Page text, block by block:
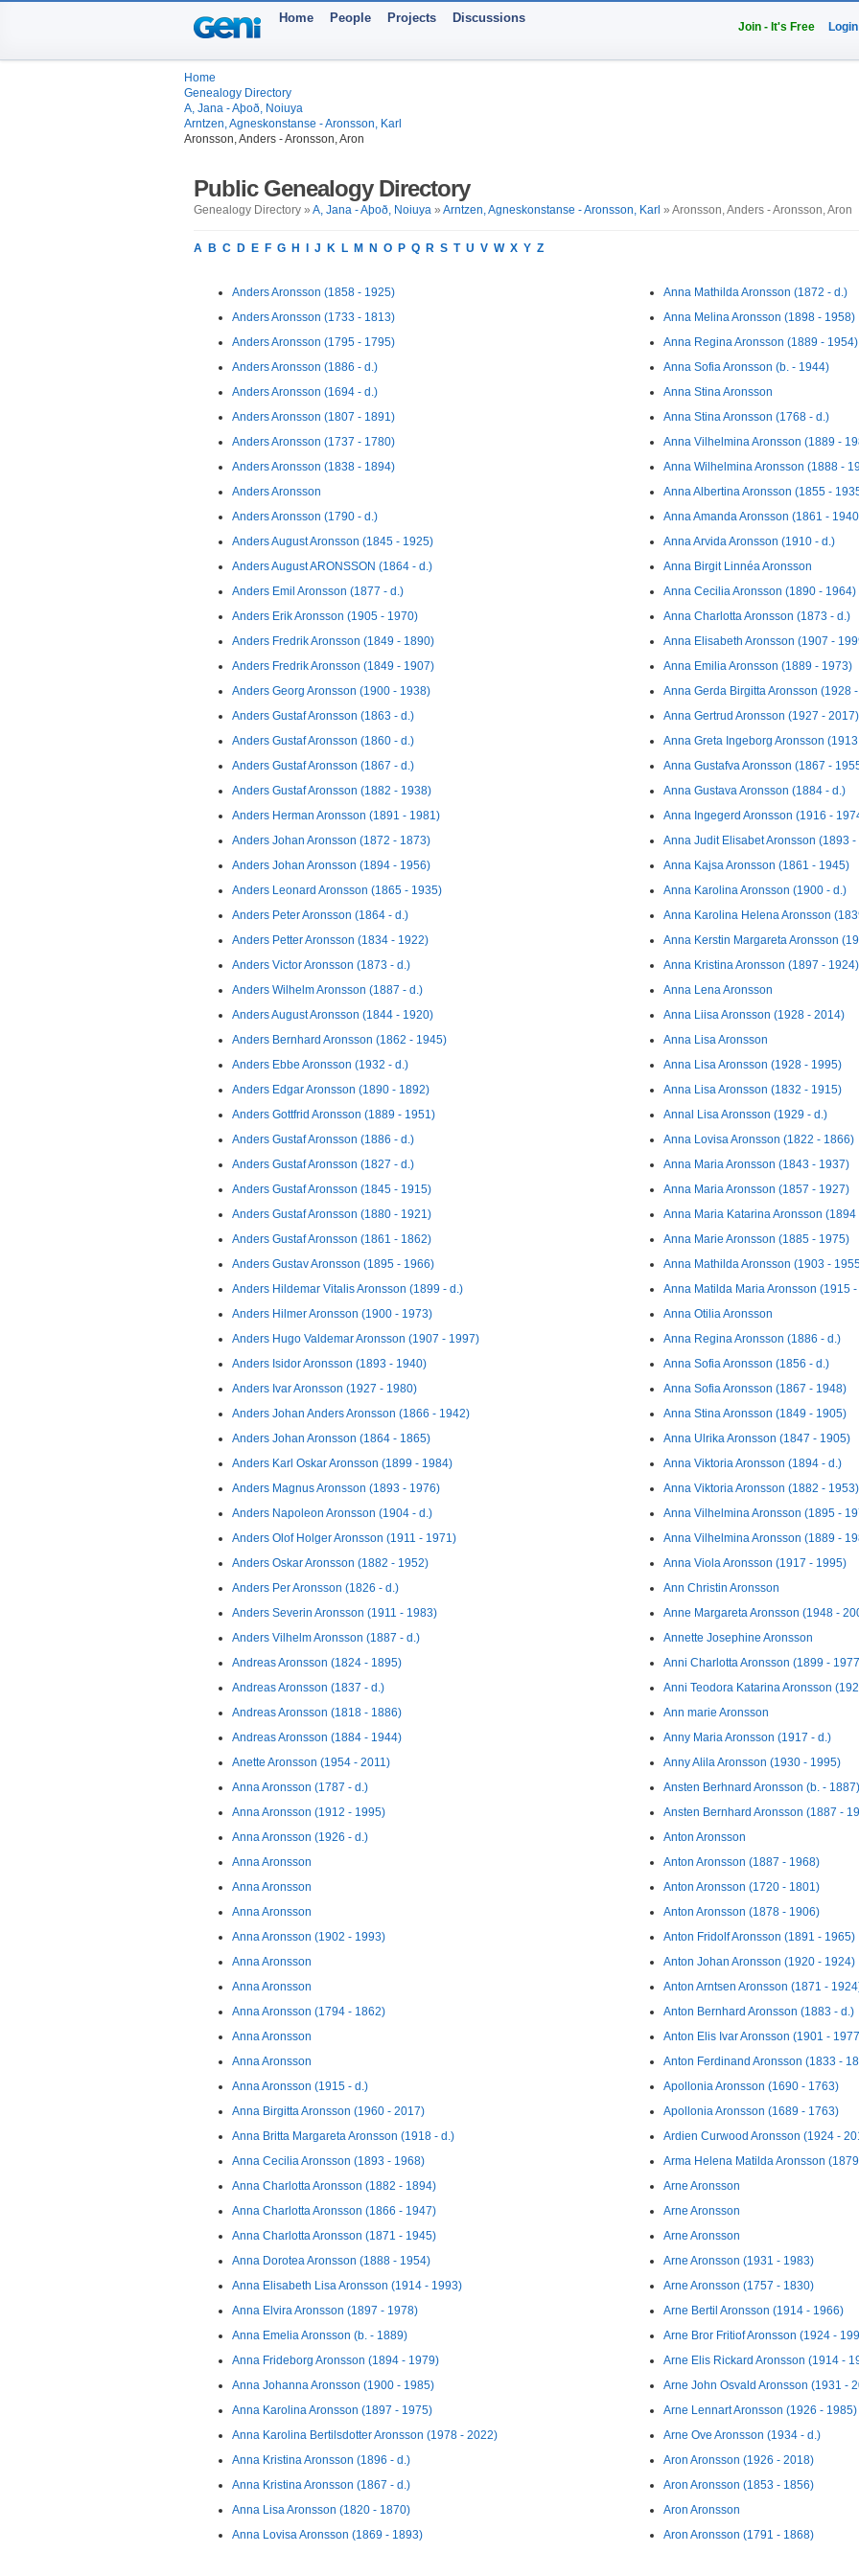
Join - It's Free Login
Home People Projects Discussions
Home
Genealogy Directory
A, Jana - Aþoð, Noiuya
Arntzen, Agneskonstanse - Aronsson, Karl
Aronsson, Anders - Aronsson, Aron
Public Genealogy Directory
Genealogy Directory » A, Jana - Aþoð, Noiuya » Arntzen, Agneskonstanse - Aronsson, Karl » Aronsson, Anders - Aronsson, Aron
A B C D E F G H J K L M N O P Q R S T U V W X Y Z
Anders Aronsson (1858 - 1925)
Anders Aronsson (1733 - 1813)
Anders Aronsson (1795 - 1795)
Anders Aronsson (1886 - d.)
Anders Aronsson (1694 - d.)
Anders Aronsson (1807 - 1891)
Anders Aronsson (1737 - 1780)
Anders Aronsson (1838 - 1894)
Anders Aronsson
Anders Aronsson (1790 - d.)
Anders August Aronsson (1845 - 1925)
Anders August ARONSSON (1864 - d.)
Anders Emil Aronsson (1877 - d.)
Anders Erik Aronsson (1905 - 1970)
Anders Fredrik Aronsson (1849 - 1890)
Anders Fredrik Aronsson (1849 - 1907)
Anders Georg Aronsson (1900 - 1938)
Anders Gustaf Aronsson (1863 - d.)
Anders Gustaf Aronsson (1860 - d.)
Anders Gustaf Aronsson (1867 - d.)
Anders Gustaf Aronsson (1882 - 1938)
Anders Herman Aronsson (1891 - 1981)
Anders Johan Aronsson (1872 - 1873)
Anders Johan Aronsson (1894 - 1956)
Anders Leonard Aronsson (1865 - 1935)
Anders Peter Aronsson (1864 - d.)
Anders Petter Aronsson (1834 - 1922)
Anders Victor Aronsson (1873 - d.)
Anders Wilhelm Aronsson (1887 - d.)
Anders August Aronsson (1844 - 1920)
Anders Bernhard Aronsson (1862 - 1945)
Anders Ebbe Aronsson (1932 - d.)
Anders Edgar Aronsson (1890 - 1892)
Anders Gottfrid Aronsson (1889 - 1951)
Anders Gustaf Aronsson (1886 - d.)
Anders Gustaf Aronsson (1827 - d.)
Anders Gustaf Aronsson (1845 - 1915)
Anders Gustaf Aronsson (1880 - 1921)
Anders Gustaf Aronsson (1861 - 1862)
Anders Gustav Aronsson (1895 - 1966)
Anders Hildemar Vitalis Aronsson (1899 - d.)
Anders Hilmer Aronsson (1900 - 1973)
Anders Hugo Valdemar Aronsson (1907 - 1997)
Anders Isidor Aronsson (1893 - 1940)
Anders Ivar Aronsson (1927 - 1980)
Anders Johan Anders Aronsson (1866 - 1942)
Anders Johan Aronsson (1864 - 1865)
Anders Karl Oskar Aronsson (1899 - 1984)
Anders Magnus Aronsson (1893 - 1976)
Anders Napoleon Aronsson (1904 - d.)
Anders Olof Holger Aronsson (1911 - 1971)
Anders Oskar Aronsson (1882 - 1952)
Anders Per Aronsson (1826 - d.)
Anders Severin Aronsson (1911 - 1983)
Anders Vilhelm Aronsson (1887 - d.)
Andreas Aronsson (1824 - 1895)
Andreas Aronsson (1837 - d.)
Andreas Aronsson (1818 - 1886)
Andreas Aronsson (1884 - 1944)
Anette Aronsson (1954 - 2011)
Anna Aronsson (1787 - d.)
Anna Aronsson (1912 - 1995)
Anna Aronsson (1926 - d.)
Anna Aronsson
Anna Aronsson
Anna Aronsson
Anna Aronsson (1902 - 1993)
Anna Aronsson
Anna Aronsson
Anna Aronsson (1794 - 1862)
Anna Aronsson
Anna Aronsson
Anna Aronsson (1915 - d.)
Anna Birgitta Aronsson (1960 - 2017)
Anna Britta Margareta Aronsson (1918 - d.)
Anna Cecilia Aronsson (1893 - 1968)
Anna Charlotta Aronsson (1882 - 1894)
Anna Charlotta Aronsson (1866 - 1947)
Anna Charlotta Aronsson (1871 - 1945)
Anna Dorotea Aronsson (1888 - 1954)
Anna Elisabeth Lisa Aronsson (1914 - 1993)
Anna Elvira Aronsson (1897 - 1978)
Anna Emelia Aronsson (b. - 1889)
Anna Frideborg Aronsson (1894 - 1979)
Anna Johanna Aronsson (1900 - 1985)
Anna Karolina Aronsson (1897 - 1975)
Anna Karolina Bertilsdotter Aronsson (1978 - 2022)
Anna Kristina Aronsson (1896 - d.)
Anna Kristina Aronsson (1867 - d.)
Anna Lisa Aronsson (1820 - 1870)
Anna Lovisa Aronsson (1869 - 1893)
Anna Mathilda Aronsson (1872 - d.)
Anna Melina Aronsson (1898 - 1958)
Anna Regina Aronsson (1889 - 1954)
Anna Sofia Aronsson (b. - 1944)
Anna Stina Aronsson
Anna Stina Aronsson (1768 - d.)
Anna Vilhelmina Aronsson (1889 -
Anna Wilhelmina Aronsson (1888 -
Anna Albertina Aronsson (1855 -
Anna Amanda Aronsson (1861 -
Anna Arvida Aronsson (1910 - d.)
Anna Birgit Linnéa Aronsson
Anna Cecilia Aronsson (1890 - 1964)
Anna Charlotta Aronsson (1873 - d.)
Anna Elisabeth Aronsson (1907 -
Anna Emilia Aronsson (1889 - 1973)
Anna Gerda Birgitta Aronsson (1928
Anna Gertrud Aronsson (1927 - 2017)
Anna Greta Ingeborg Aronsson
Anna Gustafva Aronsson (1867 -
Anna Gustava Aronsson (1884 - d.)
Anna Ingegerd Aronsson (1916 -
Anna Judit Elisabet Aronsson (1893
Anna Kajsa Aronsson (1861 - 1945)
Anna Karolina Aronsson (1900 - d.)
Anna Karolina Helena Aronsson
Anna Kerstin Margareta Aronsson
Anna Kristina Aronsson (1897 - 1924)
Anna Lena Aronsson
Anna Liisa Aronsson (1928 - 2014)
Anna Lisa Aronsson
Anna Lisa Aronsson (1928 - 1995)
Anna Lisa Aronsson (1832 - 1915)
Annal Lisa Aronsson (1929 - d.)
Anna Lovisa Aronsson (1822 - 1866)
Anna Maria Aronsson (1843 - 1937)
Anna Maria Aronsson (1857 - 1927)
Anna Maria Katarina Aronsson (1894
Anna Marie Aronsson (1885 - 1975)
Anna Mathilda Aronsson (1903 -
Anna Matilda Maria Aronsson (1915 -
Anna Otilia Aronsson
Anna Regina Aronsson (1886 - d.)
Anna Sofia Aronsson (1856 - d.)
Anna Sofia Aronsson (1867 - 1948)
Anna Stina Aronsson (1849 - 1905)
Anna Ulrika Aronsson (1847 - 1905)
Anna Viktoria Aronsson (1894 - d.)
Anna Viktoria Aronsson (1882 - 1953)
Anna Vilhelmina Aronsson (1895 -
Anna Vilhelmina Aronsson (1889 -
Anna Viola Aronsson (1917 - 1995)
Ann Christin Aronsson
Anne Margareta Aronsson (1948 -
Annette Josephine Aronsson
Anni Charlotta Aronsson (1899 -
Anni Teodora Katarina Aronsson
Ann marie Aronsson
Anny Maria Aronsson (1917 - d.)
Anny Alila Aronsson (1930 - 1995)
Ansten Berhnard Aronsson (b. - 1887)
Ansten Bernhard Aronsson (1887 -
Anton Aronsson
Anton Aronsson (1887 - 1968)
Anton Aronsson (1720 - 1801)
Anton Aronsson (1878 - 1906)
Anton Fridolf Aronsson (1891 - 1965)
Anton Johan Aronsson (1920 - 1924)
Anton Arntsen Aronsson (1871 -
Anton Bernhard Aronsson (1883 - d.)
Anton Elis Ivar Aronsson (1901 -
Anton Ferdinand Aronsson (1833 -
Apollonia Aronsson (1690 - 1763)
Apollonia Aronsson (1689 - 1763)
Ardien Curwood Aronsson (1924 -
Arma Helena Matilda Aronsson
Arne Aronsson
Arne Aronsson
Arne Aronsson
Arne Aronsson (1931 - 1983)
Arne Aronsson (1757 - 1830)
Arne Bertil Aronsson (1914 - 1966)
Arne Bror Fritiof Aronsson (1924 -
Arne Elis Rickard Aronsson (1914 -
Arne John Osvald Aronsson (1931 -
Arne Lennart Aronsson (1926 - 1985)
Arne Ove Aronsson (1934 - d.)
Aron Aronsson (1926 - 2018)
Aron Aronsson (1853 - 1856)
Aron Aronsson
Aron Aronsson (1791 - 1868)